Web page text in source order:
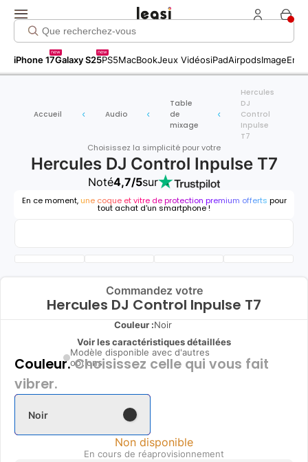
iPhone 17
new
Galaxy S25
new
PS5MacBookJeux VidéosiPadAirpodsImage
Accueil Audio
Table
de
mixage
Hercules
DJ
Control
Inpulse
T7
Choisissez la simplicité pour votre
Hercules DJ Control Inpulse T7
Noté4,7/5sur
En ce moment, une coque et vitre de protection premium offerts pour
tout achat d'un smartphone !
Commandez votre
Hercules DJ Control Inpulse T7
Couleur :Noir
Voir les caractéristiques détaillées
Modèle disponible avec d'autres
options
Couleur.Choisissez celle qui vous fait
vibrer.
Noir
Non disponible
En cours de réaprovisionnement